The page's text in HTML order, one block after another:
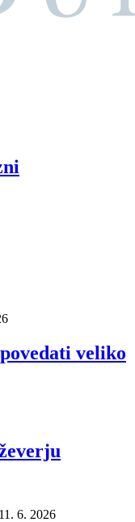
veliko
11. 6. 2026